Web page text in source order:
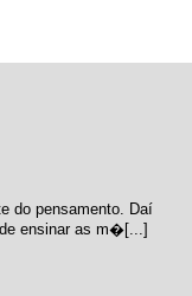
do pensamento. Daí
ensinar as m�[...]